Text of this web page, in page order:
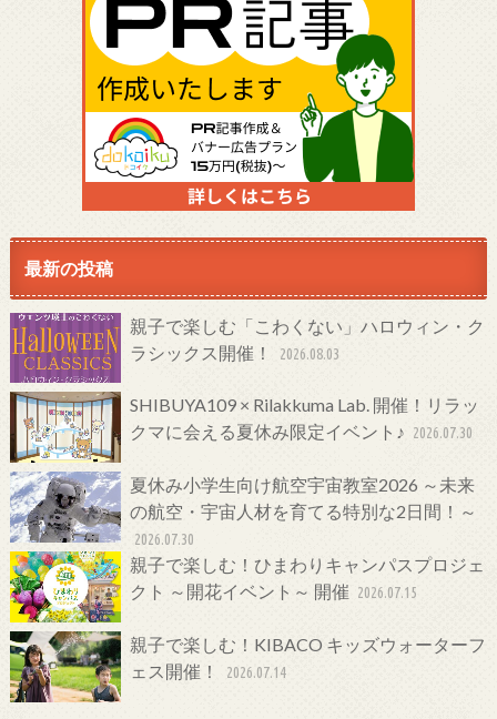
最新の投稿
親子で楽しむ「こわくない」ハロウィン・ク
ラシックス開催！
2026.08.03
SHIBUYA109 × Rilakkuma Lab. 開催！リラッ
クマに会える夏休み限定イベント♪ 2026.07.30
夏休み小学生向け航空宇宙教室2026 ～未来
の航空・宇宙人材を育てる特別な2日間！～
2026.07.30
親子で楽しむ！ひまわりキャンパスプロジェ
クト ～開花イベント～ 開催 2026.07.15
親子で楽しむ！KIBACO キッズウォーターフ
ェス開催！
2026.07.14